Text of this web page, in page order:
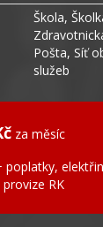
Škola,
Pošta, Síť
služeb
za měsíc
poplatky,
RK